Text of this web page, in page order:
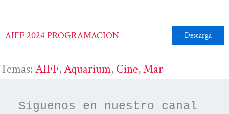
AIFF 2024 PROGRAMACION Descarga
Temas: AIFF, Aquarium, Cine, Mar
Síguenos en nuestro canal